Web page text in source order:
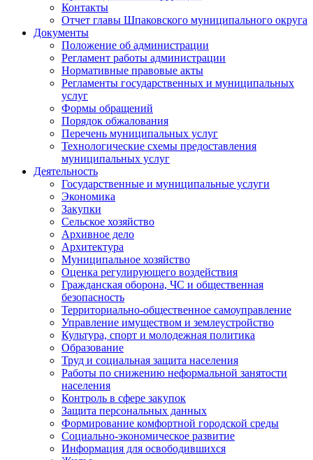
Контакты
Отчет главы Шпаковского муниципального округа
Документы
Положение об администрации
Регламент работы администрации
Нормативные правовые акты
Регламенты государственных и муниципальных
услуг
Формы обращений
Порядок обжалования
Перечень муниципальных услуг
Технологические схемы предоставления
муниципальных услуг
Деятельность
Государственные и муниципальные услуги
Экономика
Закупки
Сельское хозяйство
Архивное дело
Архитектура
Муниципальное хозяйство
Оценка регулирующего воздействия
Гражданская оборона, ЧС и общественная
безопасность
Территориально-общественное самоуправление
Управление имуществом и землеустройство
Культура, спорт и молодежная политика
Образование
Труд и социальная защита населения
Работы по снижению неформальной занятости
населения
Контроль в сфере закупок
Защита персональных данных
Формирование комфортной городской среды
Социально-экономическое развитие
Информация для освободившихся